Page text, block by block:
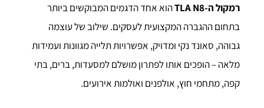
רמקול ה-TLA N8
הוא אחד הדגמים המבוקשים ביותר
בתחום ההגברה המקצועית לעסקים. שילוב של עוצמה
גבוהה, סאונד נקי ומדויק, אפשרויות תלייה מגוונות ועמידות
מלאה – הופכים אותו לפתרון מושלם למסעדות, ברים, בתי
קפה, מתחמי חוץ, אולפנים ואולמות אירועים.